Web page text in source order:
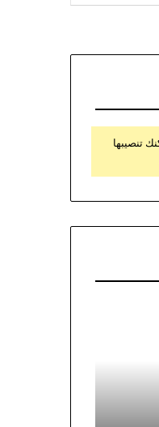
تنصيبها